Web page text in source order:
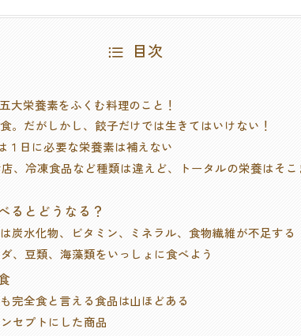
目次
大栄養素をふくむ料理のこと！
。だがしかし、餃子だけでは生きてはいけない！
１日に必要な栄養素は補えない
、冷凍食品など種類は違えど、トータルの栄養はそ
るとどうなる？
炭水化物、ビタミン、ミネラル、食物繊維が不足する
、豆類、海藻類をいっしょに食べよう
完全食と言える食品は山ほどある
セプトにした商品